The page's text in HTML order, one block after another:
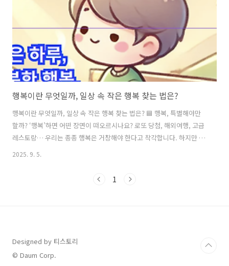
행복이란 무엇일까, 일상 속 작은 행복 찾는 법은?
행복이란 무엇일까, 일상 속 작은 행복 찾는 법은? 🟦 행복, 특별해야만
할까? ‘행복’하면 어떤 장면이 떠오르시나요? 로또 당첨, 해외여행, 고급
레스토랑… 우리는 종종 행복은 거창해야 한다고 착각합니다. 하지만 책
『어른의 행복은 조용하다』는 다른 관점을 제시합니다. > "행복이란,
맞춰 살아가다 보면 “그냥 조용히, 무탈하게 사는 것” 이 소원이 되기도
2025. 9. 5.
1
Designed by 티스토리
© Daum Corp.